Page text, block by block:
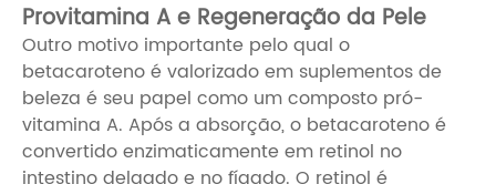
Provitamina A e Regeneração da Pele
Outro motivo importante pelo qual o
betacaroteno é valorizado em suplementos de
beleza é seu papel como um composto pró-
vitamina A. Após a absorção, o betacaroteno é
convertido enzimaticamente em retinol no